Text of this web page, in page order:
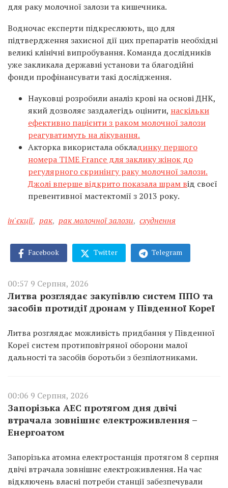
для раку молочної залози та кишечника.
Водночас експерти підкреслюють, що для
підтвердження захисної дії цих препаратів необхідні
великі клінічні випробування. Команда дослідників
уже закликала державні установи та благодійні
фонди профінансувати такі дослідження.
Науковці розробили аналіз крові на основі ДНК,
який дозволяє заздалегідь оцінити, наскільки
ефективно пацієнти з раком молочної залози
реагуватимуть на лікування.
Акторка використала обкладинку першого
номера TIME France для заклику жінок до
регулярного скринінгу раку молочної залози.
Джолі вперше відкрито показала шрам від своєї
превентивної мастектомії з 2013 року.
ін'єкції, рак, рак молочної залози, схуднення
Facebook Twitter Telegram
00:57 9 Серпня, 2026
Литва розглядає закупівлю систем ППО та
засобів протидії дронам у Південної Кореї
Литва розглядає можливість придбання у Південної
Кореї систем протиповітряної оборони малої
дальності та засобів боротьби з безпілотниками.
00:06 9 Серпня, 2026
Запорізька АЕС протягом дня двічі
втрачала зовнішнє електроживлення –
Енергоатом
Запорізька атомна електростанція протягом 8 серпня
двічі втрачала зовнішнє електроживлення. На час
відключень власні потреби станції забезпечували